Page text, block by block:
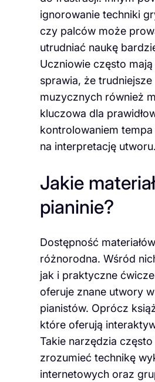
ignorowanie techniki
czy palców może
utrudniać naukę
Uczniowie często
sprawia, że
muzycznych również
kluczowa dla
kontrolowaniem
na interpretację utworu.
Jakie
pianinie?
Dostępność
różnorodna. Wśród
jak i praktyczne
oferuje znane utwory
pianistów. Oprócz
które oferują
Takie narzędzia
zrozumieć technikę
internetowych oraz